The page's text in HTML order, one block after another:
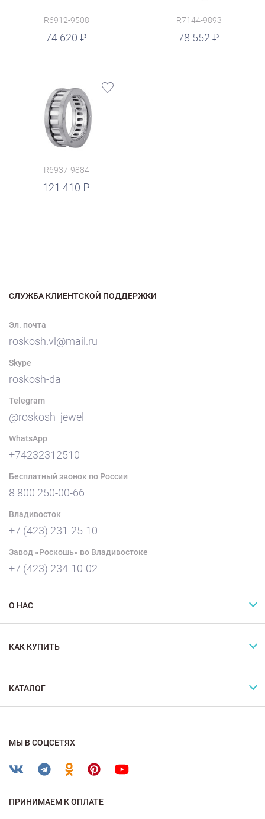
R6912-9508
74 620
R7144-9893
78 552
R6937-9884
121 410
СЛУЖБА КЛИЕНТСКОЙ ПОДДЕРЖКИ
Эл. почта
roskosh.vl@mail.ru
Skype
roskosh-da
Telegram
@roskosh_jewel
WhatsApp
+74232312510
Бесплатный звонок по России
8 800 250-00-66
Владивосток
+7 (423) 231-25-10
Завод «Роскошь» во Владивостоке
+7 (423) 234-10-02
О НАС
КАК КУПИТЬ
КАТАЛОГ
МЫ В СОЦСЕТЯХ
ПРИНИМАЕМ К ОПЛАТЕ